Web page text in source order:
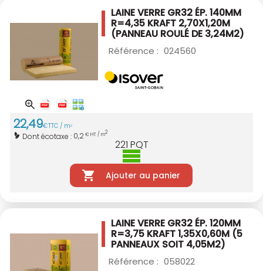
LAINE VERRE GR32 ÉP. 140MM
R=4,35 KRAFT 2,70X1,20M
(PANNEAU ROULÉ DE 3,24M2)
Référence : 024560
22,49€TTC / m2
Dont écotaxe : 0,2€ HT / m2
221 PQT
Ajouter au panier
LAINE VERRE GR32 ÉP. 120MM
R=3,75 KRAFT1,35X0,60M (5
PANNEAUX SOIT 4,05M2)
Référence : 058022